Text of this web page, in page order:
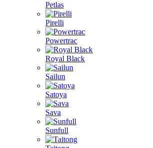
Petlas
Pirelli
Powertrac
Royal Black
Sailun
Satoya
Sava
Sunfull